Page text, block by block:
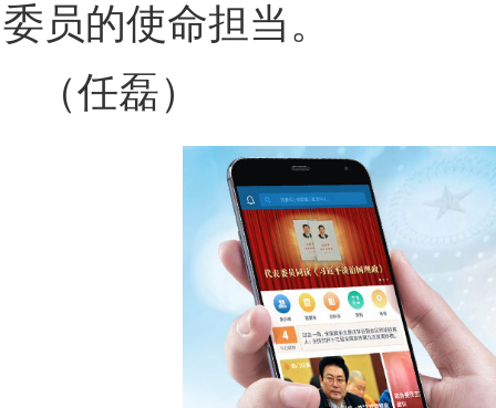
委员的使命担当。
（任磊）